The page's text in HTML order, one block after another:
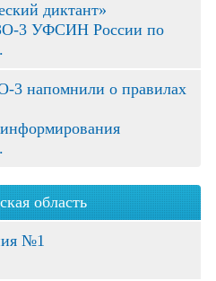
диктант»
3 УФСИН России по
3 напомнили о правилах
область
№1